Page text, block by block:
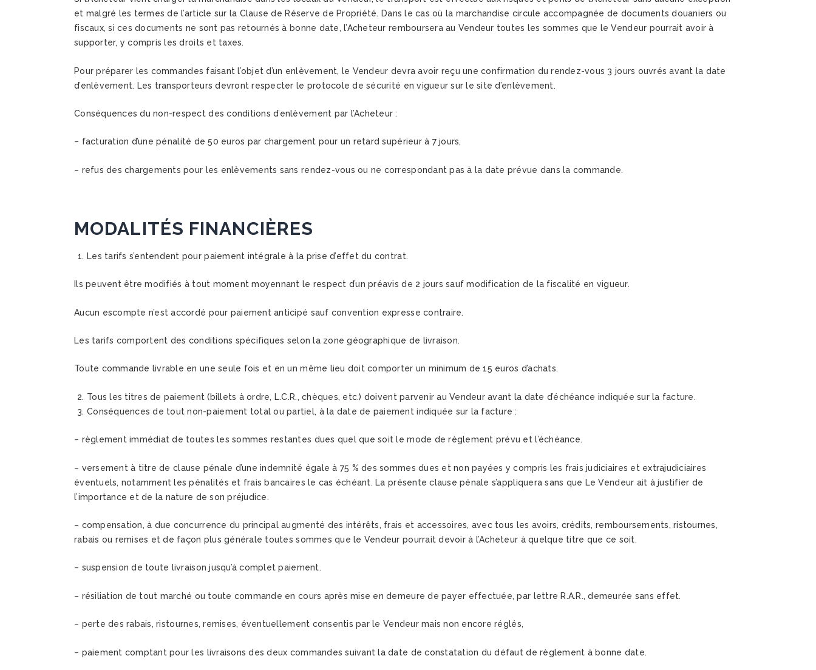
et malgré les termes de l’article sur la Clause de Réserve de Propriété. Dans le cas où la marchandise circule accompagnée de documents douaniers ou
fiscaux, si ces documents ne sont pas retournés à bonne date, l’Acheteur remboursera au Vendeur toutes les sommes que le Vendeur pourrait avoir à
supporter, y compris les droits et taxes.
Pour préparer les commandes faisant l’objet d’un enlèvement, le Vendeur devra avoir reçu une confirmation du rendez-vous 3 jours ouvrés avant la date
d’enlèvement. Les transporteurs devront respecter le protocole de sécurité en vigueur sur le site d’enlèvement.
Conséquences du non-respect des conditions d’enlèvement par l’Acheteur :
– facturation d’une pénalité de 50 euros par chargement pour un retard supérieur à 7 jours,
– refus des chargements pour les enlèvements sans rendez-vous ou ne correspondant pas à la date prévue dans la commande.
MODALITÉS FINANCIÈRES
Les tarifs s’entendent pour paiement intégrale à la prise d’effet du contrat.
Ils peuvent être modifiés à tout moment moyennant le respect d’un préavis de 2 jours sauf modification de la fiscalité en vigueur.
Aucun escompte n’est accordé pour paiement anticipé sauf convention expresse contraire.
Les tarifs comportent des conditions spécifiques selon la zone géographique de livraison.
Toute commande livrable en une seule fois et en un même lieu doit comporter un minimum de 15 euros d’achats.
Tous les titres de paiement (billets à ordre, L.C.R., chèques, etc.) doivent parvenir au Vendeur avant la date d’échéance indiquée sur la facture.
Conséquences de tout non-paiement total ou partiel, à la date de paiement indiquée sur la facture :
– règlement immédiat de toutes les sommes restantes dues quel que soit le mode de règlement prévu et l’échéance.
– versement à titre de clause pénale d’une indemnité égale à 75 % des sommes dues et non payées y compris les frais judiciaires et extrajudiciaires
éventuels, notamment les pénalités et frais bancaires le cas échéant. La présente clause pénale s’appliquera sans que Le Vendeur ait à justifier de
l’importance et de la nature de son préjudice.
– compensation, à due concurrence du principal augmenté des intérêts, frais et accessoires, avec tous les avoirs, crédits, remboursements, ristournes,
rabais ou remises et de façon plus générale toutes sommes que le Vendeur pourrait devoir à l’Acheteur à quelque titre que ce soit.
– suspension de toute livraison jusqu’à complet paiement.
– résiliation de tout marché ou toute commande en cours après mise en demeure de payer effectuée, par lettre R.A.R., demeurée sans effet.
– perte des rabais, ristournes, remises, éventuellement consentis par le Vendeur mais non encore réglés,
– paiement comptant pour les livraisons des deux commandes suivant la date de constatation du défaut de règlement à bonne date.